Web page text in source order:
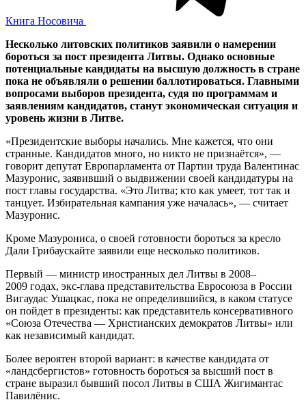
Книга Носовича
Несколько литовских политиков заявили о намерении
бороться за пост президента Литвы. Однако основные
потенциальные кандидаты на высшую должность в стране
пока не объявляли о решении баллотироваться. Главными
вопросами выборов президента, судя по программам и
заявлениям кандидатов, станут экономическая ситуация и
уровень жизни в Литве.
«Президентские выборы начались. Мне кажется, что они
странные. Кандидатов много, но никто не признаётся», —
говорит депутат Европарламента от Партии труда Валентинас
Мазуронис, заявивший о выдвижении своей кандидатуры на
пост главы государства. «Это Литва; кто как умеет, тот так и
танцует. Избирательная кампания уже началась», — считает
Мазуронис.
Кроме Мазурониса, о своей готовности бороться за кресло
Дали Грибаускайте заявили еще несколько политиков.
Первый — министр иностранных дел Литвы в 2008–
2009 годах, экс-глава представительства Евросоюза в России
Вигаудас Ушацкас, пока не определившийся, в каком статусе
он пойдет в президенты: как представитель консервативного
«Союза Отечества — Христианских демократов Литвы» или
как независимый кандидат.
Более вероятен второй вариант: в качестве кандидата от
«ландсбергистов» готовность бороться за высший пост в
стране выразил бывший посол Литвы в США Жигимантас
Павилёнис.